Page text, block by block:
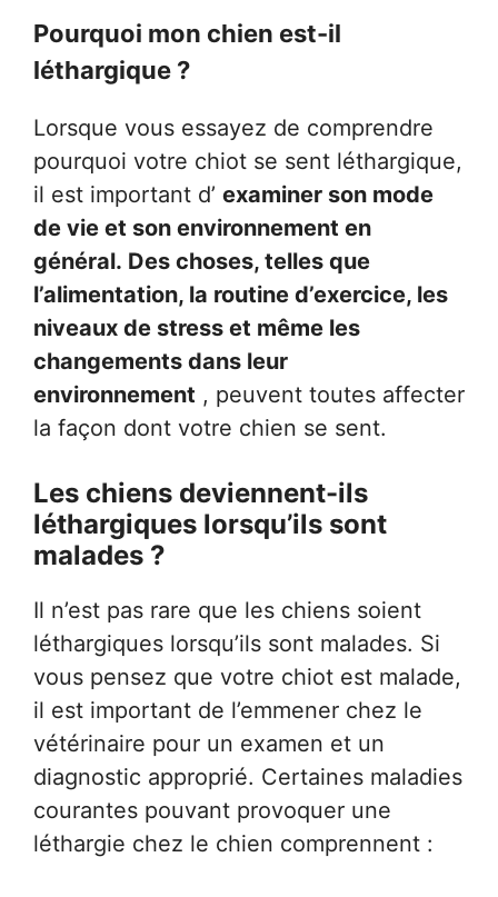
Pourquoi mon chien est-il
léthargique ?
Lorsque vous essayez de comprendre
pourquoi votre chiot se sent léthargique,
il est important d’ examiner son mode
de vie et son environnement en
général. Des choses, telles que
l’alimentation, la routine d’exercice, les
niveaux de stress et même les
changements dans leur
environnement , peuvent toutes affecter
la façon dont votre chien se sent.
Les chiens deviennent-ils
léthargiques lorsqu’ils sont
malades ?
Il n’est pas rare que les chiens soient
léthargiques lorsqu’ils sont malades. Si
vous pensez que votre chiot est malade,
il est important de l’emmener chez le
vétérinaire pour un examen et un
diagnostic approprié. Certaines maladies
courantes pouvant provoquer une
léthargie chez le chien comprennent :